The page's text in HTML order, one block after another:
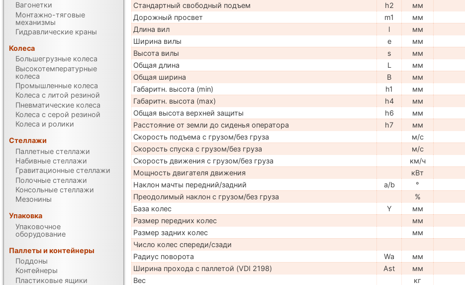
Стандартный свободный подъем
h2 мм
Дорожный просвет
m1 мм
Длина вил
l мм
Ширина вилы
e мм
Высота вилы
s мм
Общая длина
L мм
Общая ширина
B мм
Габаритн. высота (min)
h1 мм
Габаритн. высота (max)
h4 мм
Общая высота верхней защиты
h6 мм
Расстояние от земли до сиденья оператора
h7 мм
Скорость подъема с грузом/без груза
м/с
Скорость спуска с грузом/без груза
м/с
Скорость движения с грузом/без груза
км/ч
Мощность двигателя движения
кВт
Наклон мачты передний/задний
a/b °
Преодолимый наклон с грузом/без груза
%
База колес
Y мм
Размер передних колес
мм
Размер задних колес
мм
Число колес спереди/сзади
Радиус поворота
Wa мм
Ширина прохода с паллетой (VDI 2198)
Ast мм
Вес
кг
Вагонетки
Монтажно-тяговые
механизмы
Гидравлические краны
Колеса
Большегрузные колеса
Высокотемпературные
колеса
Промышленные колеса
Колеса с литой резиной
Пневматические колеса
Колеса с серой резиной
Колеса и ролики
Стеллажи
Паллетные стеллажи
Набивные стеллажи
Гравитационные стеллажи
Полочные стеллажи
Консольные стеллажи
Мезонины
Упаковка
Упаковочное
оборудование
Паллеты и контейнеры
Поддоны
Контейнеры
Пластиковые ящики